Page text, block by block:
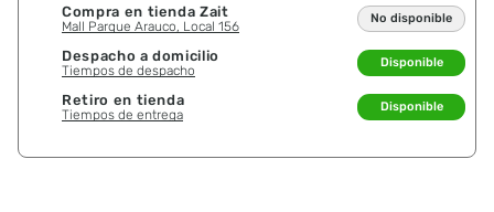
Compra en tienda Zait
Mall Parque Arauco, Local 156
No disponible
Despacho a domicilio
Tiempos de despacho
Disponible
Retiro en tienda
Tiempos de entrega
Disponible